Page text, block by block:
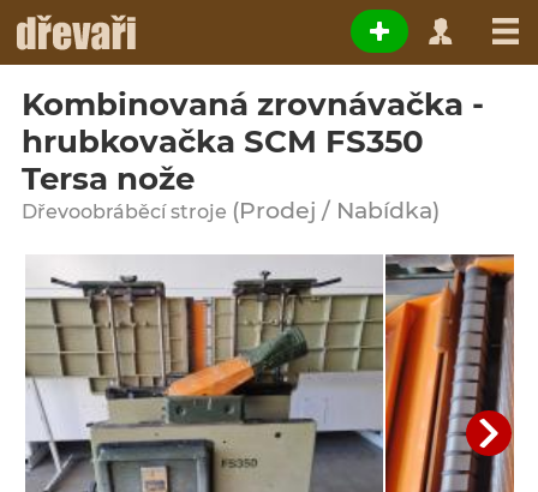
Kombinovaná zrovnávačka -
hrubkovačka SCM FS350
Tersa nože
Dřevoobráběcí stroje (Prodej / Nabídka)